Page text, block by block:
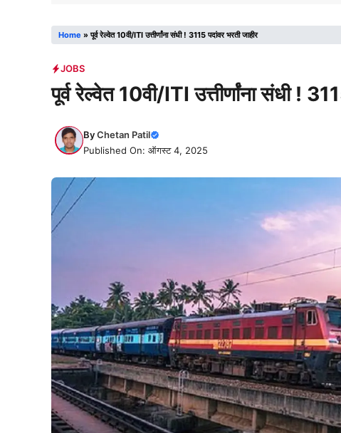
Home »पूर्व रेल्वेत 10वी/ITI उत्तीर्णांना संधी ! 3115 पदांवर भरती जाहीर
JOBS
पूर्व रेल्वेत 10वी/ITI उत्तीर्णांना संधी !
ByChetan Patil
Published On: ऑगस्ट 4, 2025